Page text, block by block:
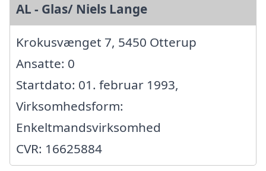
AL - Glas/ Niels Lange
Krokusvænget 7, 5450 Otterup
Ansatte: 0
Startdato: 01. februar 1993,
Virksomhedsform:
Enkeltmandsvirksomhed
CVR: 16625884